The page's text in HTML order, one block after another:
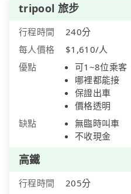
tripool 旅步
行程時間
240分
每人價格
$1,610/人
優點
可1~8位乘客
哪裡都能接
保證出車
價格透明
缺點
無臨時叫車
不收現金
高鐵
行程時間
205分